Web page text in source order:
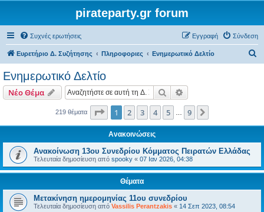
pirateparty.gr forum
Συχνές ερωτήσεις Σύνδεση
Εγγραφή
Ευρετήριο Δ. Συζήτησης Πληροφοριες Ενημερωτικό Δελτίο
η
Ενημερωτικό Δελτίο
Νέο Θέμα Αναζήτηση
219 θέματα Σελίδα από9
1 2 3 4 5 9
Ανακοινώσεις
Ανακοίνωση 13ου Συνεδρίου Κόμματος Πειρατών Ελλάδας
Τελευταία δημοσίευση από spooky « 07 Ιαν 2026, 04:38
Θέματα
Μετακίνηση ημερομηνίας 11ου συνεδρίου
Τελευταία δημοσίευση από Vassilis Perantzakis « 14 Σεπ 2023, 08:54